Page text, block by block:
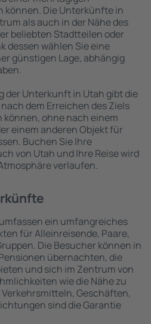
können. Die Unterkünfte in
als auch in der Nähe des
beliebten Stadtteilen oder
dessen wählen Sie eine
günstigen Lage, abhängig
der Unterkunft in Utah gibt die
dem Erreichen des Ziels
können, ohne nach einem
einem anderen Objekt für
Buchen Sie Ihre
von Utah und Ihre Reise wird
verlaufen.
ein umfangreiches
für Alleinreisende, Paare,
Die Besucher können in
übernachten, die
und sich im Zentrum von
wie die Nähe zu
Geschäften,
sind die Garantie